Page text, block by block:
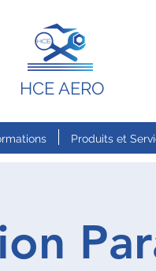
HCE AERO
Produits et